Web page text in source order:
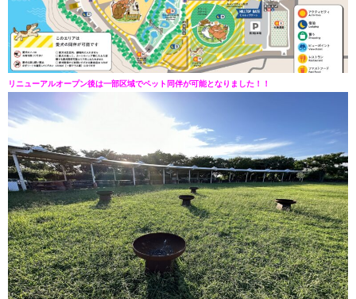
リニューアルオープン後は一部区域でペット同伴が可能となりました！！